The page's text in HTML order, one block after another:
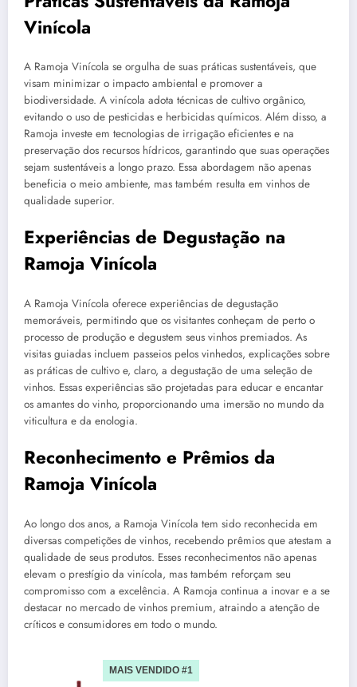
Vinícola
A Ramoja Vinícola se orgulha de suas práticas sustentáveis, que
visam minimizar o impacto ambiental e promover a
biodiversidade. A vinícola adota técnicas de cultivo orgânico,
evitando o uso de pesticidas e herbicidas químicos. Além disso, a
Ramoja investe em tecnologias de irrigação eficientes e na
preservação dos recursos hídricos, garantindo que suas operações
sejam sustentáveis a longo prazo. Essa abordagem não apenas
beneficia o meio ambiente, mas também resulta em vinhos de
qualidade superior.
Experiências de Degustação na
Ramoja Vinícola
A Ramoja Vinícola oferece experiências de degustação
memoráveis, permitindo que os visitantes conheçam de perto o
processo de produção e degustem seus vinhos premiados. As
visitas guiadas incluem passeios pelos vinhedos, explicações sobre
as práticas de cultivo e, claro, a degustação de uma seleção de
vinhos. Essas experiências são projetadas para educar e encantar
os amantes do vinho, proporcionando uma imersão no mundo da
viticultura e da enologia.
Reconhecimento e Prêmios da
Ramoja Vinícola
Ao longo dos anos, a Ramoja Vinícola tem sido reconhecida em
diversas competições de vinhos, recebendo prêmios que atestam a
qualidade de seus produtos. Esses reconhecimentos não apenas
elevam o prestígio da vinícola, mas também reforçam seu
compromisso com a excelência. A Ramoja continua a inovar e a se
destacar no mercado de vinhos premium, atraindo a atenção de
críticos e consumidores em todo o mundo.
MAIS VENDIDO #1